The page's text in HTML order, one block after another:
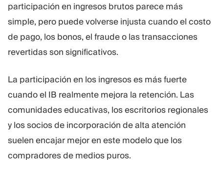
participación en ingresos brutos parece más
simple, pero puede volverse injusta cuando el costo
de pago, los bonos, el fraude o las transacciones
revertidas son significativos.
La participación en los ingresos es más fuerte
cuando el IB realmente mejora la retención. Las
comunidades educativas, los escritorios regionales
y los socios de incorporación de alta atención
suelen encajar mejor en este modelo que los
compradores de medios puros.